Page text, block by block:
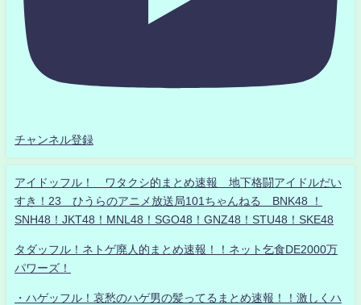
チャンネル登録
アイドッフル！ ワタクシ的まとめ速報 地下格闘アイドルだい
すき！23 ひうらのアニメ放送局101ちゃんねる BNK48 ！
SNH48！JKT48！MNL48！SGO48！GNZ48！STU48！SKE48
タダッフル！ネトゲ廃人的まとめ速報！！ネット乞食DE2000万
パワーズ！
・ハゲッフル！哀愁のハゲ男の髪ってるまとめ速報！！激しくハ